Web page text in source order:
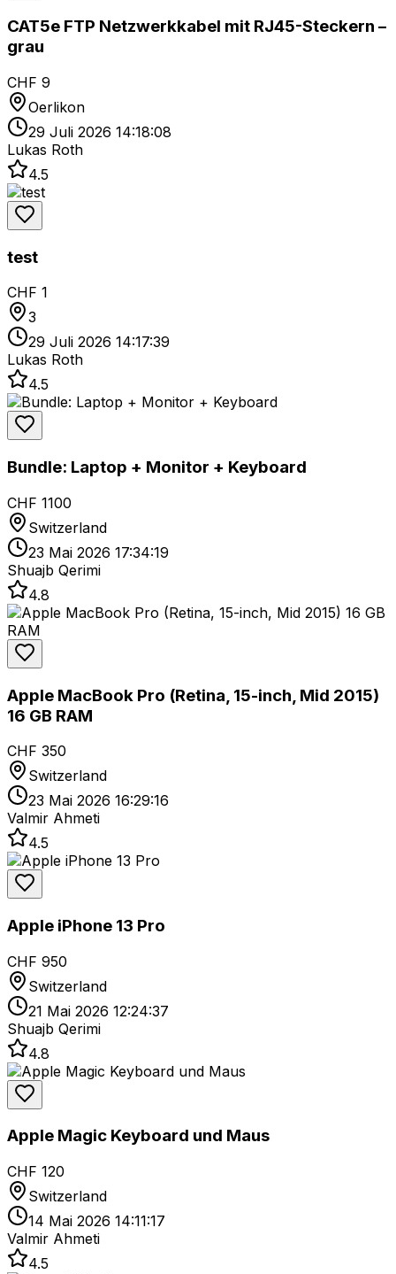
CAT5e FTP Netzwerkkabel mit RJ45-Steckern –
grau
CHF 9
Oerlikon
29 Juli 2026 14:18:08
Lukas Roth
4.5
test
CHF 1
3
29 Juli 2026 14:17:39
Lukas Roth
4.5
Bundle: Laptop + Monitor + Keyboard
CHF 1100
Switzerland
23 Mai 2026 17:34:19
Shuajb Qerimi
4.8
Apple MacBook Pro (Retina, 15-inch, Mid 2015)
16 GB RAM
CHF 350
Switzerland
23 Mai 2026 16:29:16
Valmir Ahmeti
4.5
Apple iPhone 13 Pro
CHF 950
Switzerland
21 Mai 2026 12:24:37
Shuajb Qerimi
4.8
Apple Magic Keyboard und Maus
CHF 120
Switzerland
14 Mai 2026 14:11:17
Valmir Ahmeti
4.5